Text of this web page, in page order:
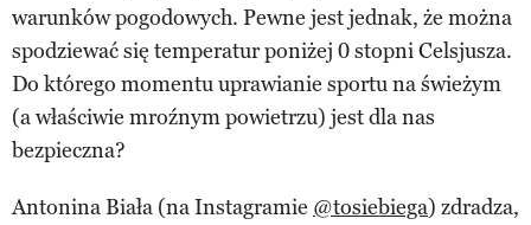
warunków pogodowych. Pewne jest jednak, że można
spodziewać się temperatur poniżej 0 stopni Celsjusza.
Do którego momentu uprawianie sportu na świeżym
(a właściwie mroźnym powietrzu) jest dla nas
bezpieczna?
Antonina Biała (na Instagramie @tosiebiega) zdradza,